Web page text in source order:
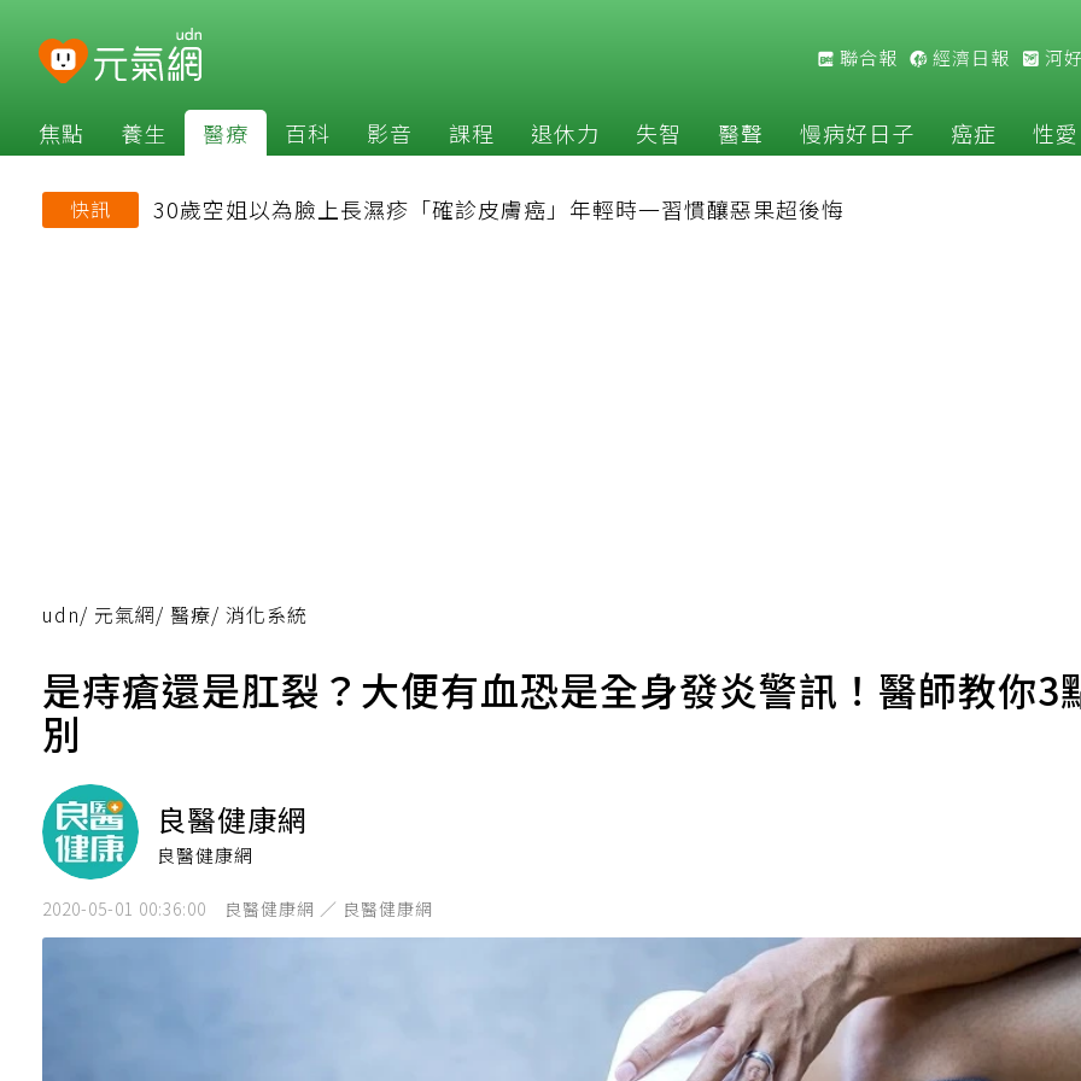
聯合報 經濟日報 河
焦點 養生 醫療 百科 影音 課程 退休力 失智 醫聲 慢病好日子 癌症 性愛
快訊 30歲空姐以為臉上長濕疹「確診皮膚癌」年輕時一習慣釀惡果超後悔
udn/ 元氣網/ 醫療/ 消化系統
是痔瘡還是肛裂？大便有血恐是全身發炎警訊！醫師教你3
別
良醫健康網
良醫健康網
2020-05-01 00:36:00 良醫健康網 ／ 良醫健康網